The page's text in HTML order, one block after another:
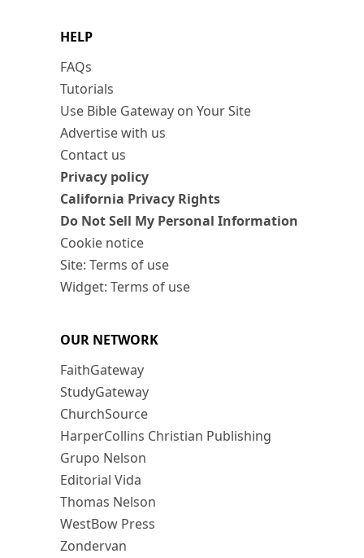
HELP
FAQs
Tutorials
Use Bible Gateway on Your Site
Advertise with us
Contact us
Privacy policy
California Privacy Rights
Do Not Sell My Personal Information
Cookie notice
Site: Terms of use
Widget: Terms of use
OUR NETWORK
FaithGateway
StudyGateway
ChurchSource
HarperCollins Christian Publishing
Grupo Nelson
Editorial Vida
Thomas Nelson
WestBow Press
Zondervan